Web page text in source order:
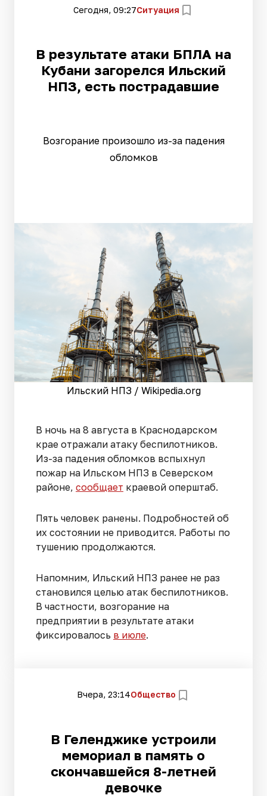
Сегодня, 09:27Ситуация
В результате атаки БПЛА на
Кубани загорелся Ильский
НПЗ, есть пострадавшие
Возгорание произошло из-за падения
обломков
Ильский НПЗ / Wikipedia.org
В ночь на 8 августа в Краснодарском
крае отражали атаку беспилотников.
Из-за падения обломков вспыхнул
пожар на Ильском НПЗ в Северском
районе, сообщает краевой оперштаб.
Пять человек ранены. Подробностей об
их состоянии не приводится. Работы по
тушению продолжаются.
Напомним, Ильский НПЗ ранее не раз
становился целью атак беспилотников.
В частности, возгорание на
предприятии в результате атаки
фиксировалось в июле.
Вчера, 23:14Общество
В Геленджике устроили
мемориал в память о
скончавшейся 8-летней
девочке